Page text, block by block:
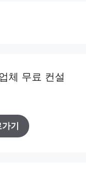
체 무료 컨설
기